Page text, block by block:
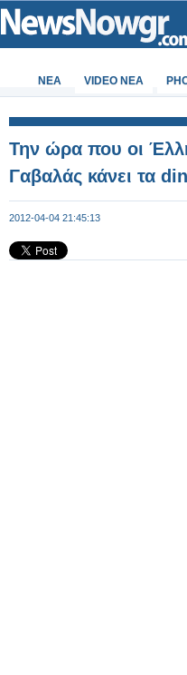
ΝΕΑ VIDEO NEA
Την ώρα που οι
Γαβαλάς κάνει τα
2012-04-04 21:45:13